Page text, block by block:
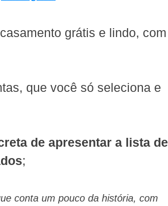
grátis e lindo, com
que você só seleciona e
de apresentar a lista de
;
conta um pouco da história, com